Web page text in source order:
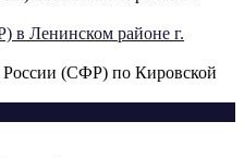
в Ленинском районе г.
(СФР) по Кировской